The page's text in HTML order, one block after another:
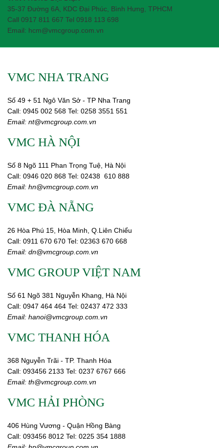
35-37 Đường 6A, KDC Đại Phúc, Bình Hưng, TPHCM
Call 0917 811 667 Tel 0918 113 698
Email: hcm@vmcgroup.com.vn
VMC NHA TRANG
Số 49 + 51 Ngô Văn Sở - TP Nha Trang
Call: 0945 002 568 Tel: 0258 3551 551
Email: nt@vmcgroup.com.vn
VMC HÀ NỘI
Số 8 Ngõ 111 Phan Trọng Tuệ, Hà Nội
Call: 0946 020 868 Tel: 02438 610 888
Email: hn@vmcgroup.com.vn
VMC ĐÀ NẴNG
26 Hòa Phú 15, Hòa Minh, Q.Liên Chiểu
Call: 0911 670 670 Tel: 02363 670 668
Email: dn@vmcgroup.com.vn
VMC GROUP VIỆT NAM
Số 61 Ngõ 381 Nguyễn Khang, Hà Nội
Call: 0947 464 464 Tel: 02437 472 333
Email: hanoi@vmcgroup.com.vn
VMC THANH HÓA
368 Nguyễn Trãi - TP. Thanh Hóa
Call: 093456 2133 Tel: 0237 6767 666
Email: th@vmcgroup.com.vn
VMC HẢI PHÒNG
406 Hùng Vương - Quận Hồng Bàng
Call: 093456 8012 Tel: 0225 354 1888